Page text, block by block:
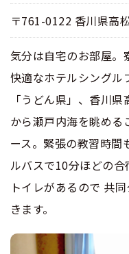
〒761-0122 香川県高
気分は自宅のお部屋。
快適なホテルシングル
「うどん県」、香川
から瀬戸内海を眺める
ース。緊張の教習時間
ルバスで10分ほどの合
トイレがあるので 共
きます。